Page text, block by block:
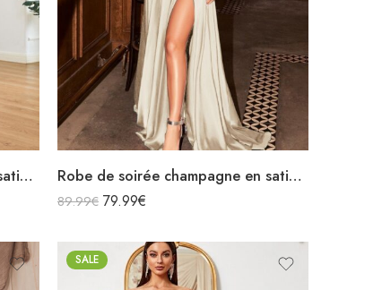
Robe de soirée champagne en satin décolleté carré longue fendue sirène Robe de soirée champagne en satin fluide col bénitier bretelles longue fendue
89.99€ 79.99€
SALE